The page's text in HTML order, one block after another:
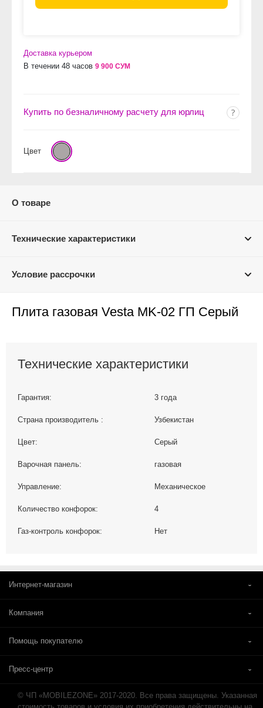
Доставка курьером
В течении 48 часов 9 900 СУМ
Купить по безналичному расчету для юрлиц
Цвет
О товаре
Технические характеристики
Условие рассрочки
Плита газовая Vesta MK-02 ГП Серый
Технические характеристики
Гарантия: 3 года
Страна производитель : Узбекистан
Цвет: Серый
Варочная панель: газовая
Управление: Механическое
Количество конфорок: 4
Газ-контроль конфорок: Нет
Интернет-магазин
Компания
Помощь покупателю
Пресс-центр
© ЧП «MOBILEZONE» 2017-2020. Все права защищены. Указанная